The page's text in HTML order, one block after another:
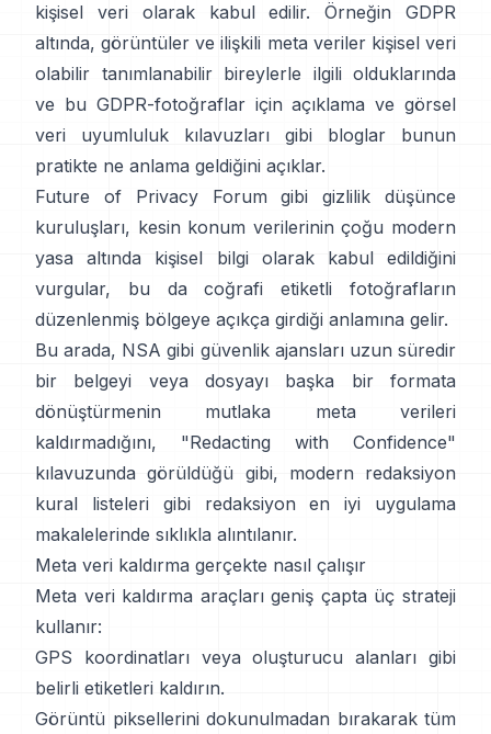
kişisel veri olarak kabul edilir. Örneğin GDPR
altında, görüntüler ve ilişkili meta veriler kişisel veri
olabilir tanımlanabilir bireylerle ilgili olduklarında
ve bu GDPR-fotoğraflar için açıklama ve görsel
veri uyumluluk kılavuzları
gibi bloglar bunun
pratikte ne anlama geldiğini açıklar.
Future of Privacy Forum
gibi gizlilik düşünce
kuruluşları, kesin konum verilerinin çoğu modern
yasa altında kişisel bilgi olarak kabul edildiğini
vurgular, bu da coğrafi etiketli fotoğrafların
düzenlenmiş bölgeye açıkça girdiği anlamına gelir.
Bu arada, NSA gibi güvenlik ajansları uzun süredir
bir belgeyi veya dosyayı başka bir formata
dönüştürmenin mutlaka meta verileri
kaldırmadığını,
"Redacting with Confidence"
kılavuzunda görüldüğü gibi, modern redaksiyon
kural listeleri
gibi redaksiyon en iyi uygulama
makalelerinde sıklıkla alıntılanır.
Meta veri kaldırma gerçekte nasıl çalışır
Meta veri kaldırma araçları geniş çapta üç strateji
kullanır:
GPS koordinatları veya oluşturucu alanları gibi
belirli etiketleri kaldırın.
Görüntü piksellerini dokunulmadan bırakarak tüm